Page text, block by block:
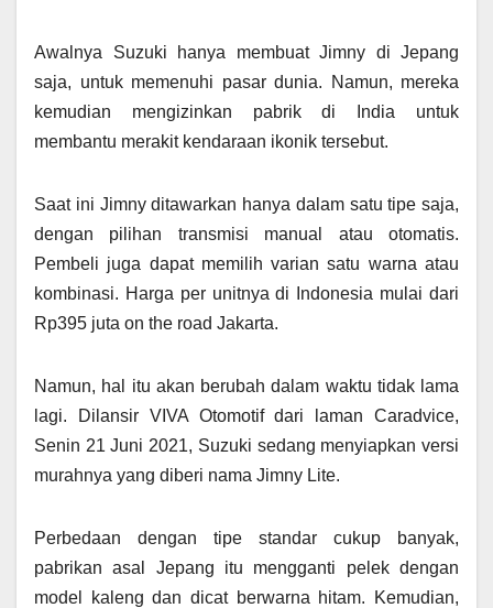
Awalnya Suzuki hanya membuat Jimny di Jepang
saja, untuk memenuhi pasar dunia. Namun, mereka
kemudian mengizinkan pabrik di India untuk
membantu merakit kendaraan ikonik tersebut.
Saat ini Jimny ditawarkan hanya dalam satu tipe saja,
dengan pilihan transmisi manual atau otomatis.
Pembeli juga dapat memilih varian satu warna atau
kombinasi. Harga per unitnya di Indonesia mulai dari
Rp395 juta on the road Jakarta.
Namun, hal itu akan berubah dalam waktu tidak lama
lagi. Dilansir VIVA Otomotif dari laman Caradvice,
Senin 21 Juni 2021, Suzuki sedang menyiapkan versi
murahnya yang diberi nama Jimny Lite.
Perbedaan dengan tipe standar cukup banyak,
pabrikan asal Jepang itu mengganti pelek dengan
model kaleng dan dicat berwarna hitam. Kemudian,